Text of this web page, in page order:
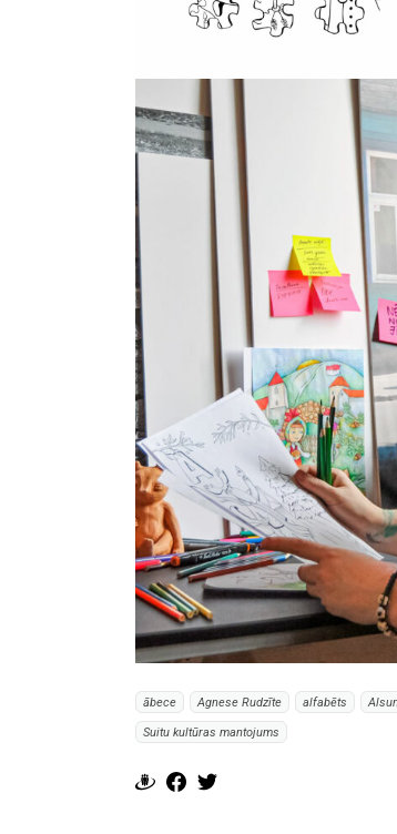
ābece Agnese Rudzīte alfabēts
Suitu kultūras mantojums